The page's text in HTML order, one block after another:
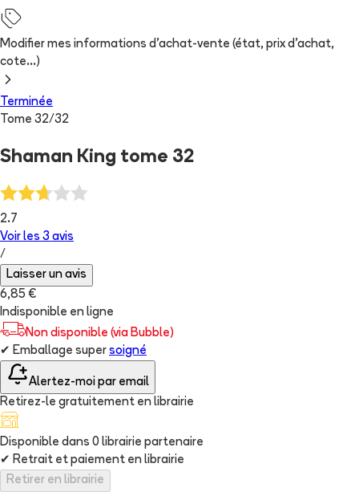
Modifier mes informations d'achat-vente (état, prix d'achat,
cote...)
Terminée
Tome 32/32
Shaman King tome 32
2.7
Voir les 3 avis
/
Laisser un avis
6,85 €
Indisponible en ligne
Non disponible (via Bubble)
✔ Emballage super soigné
Alertez-moi par email
Retirez-le gratuitement en librairie
Disponible dans 0 librairie partenaire
✔ Retrait et paiement en librairie
Retirer en librairie